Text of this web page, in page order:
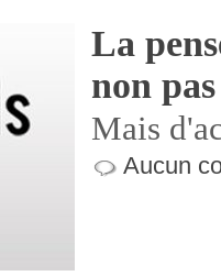
La
non
Mais
Aucun